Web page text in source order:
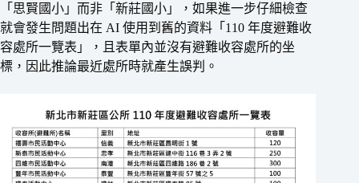
「思賢國小」而非「新莊國小」，如果進一步仔細檢查
就會發生問題出在 AI 使用到舊的資料「110 年度避難收
容處所一覽表」，且表單內並沒有避難收容處所的坐
標，因此推論最近處所時就產生誤判。